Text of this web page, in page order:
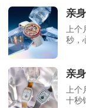
亲
上
秒，
亲
上个
十秒